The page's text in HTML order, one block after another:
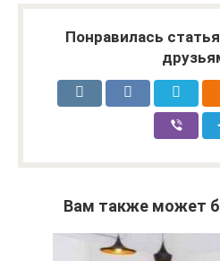
Понравилась
Вам также может